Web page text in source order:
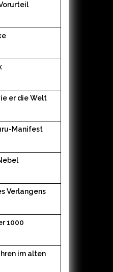
er die Welt
Manifest
Verlangens
1000
im alten